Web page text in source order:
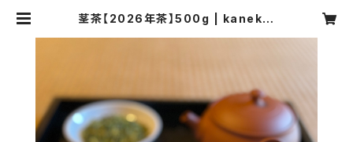
茎茶【2026年茶】500g | kanekic